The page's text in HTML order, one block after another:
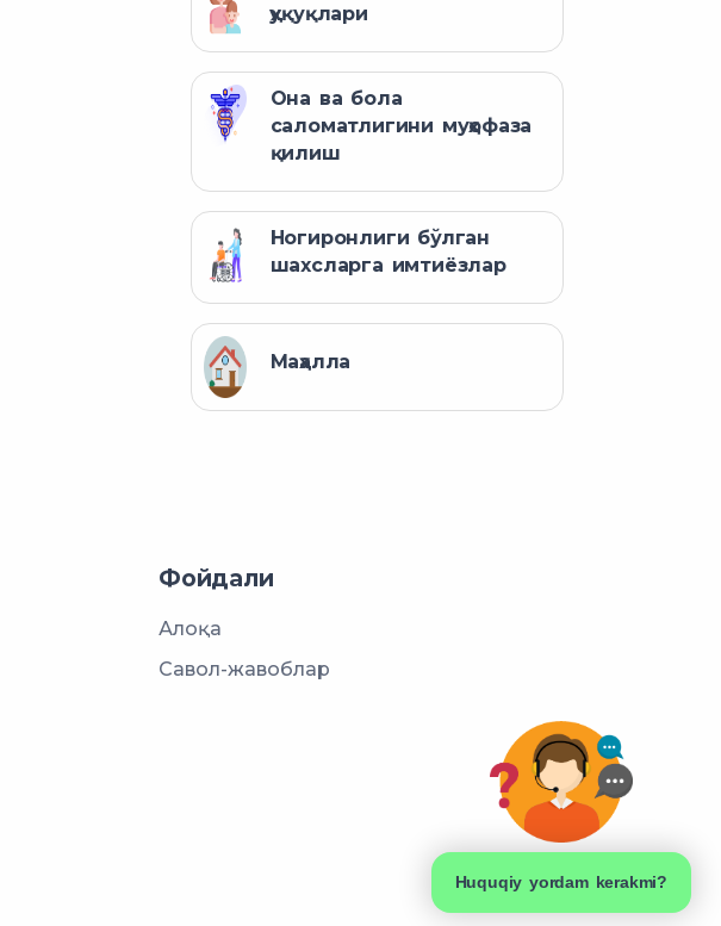
ҳуқуқлари
Она ва бола
саломатлигини муҳофаза
қилиш
Ногиронлиги бўлган
шахсларга имтиёзлар
Маҳалла
Фойдали
Алоқа
Савол-жавоблар
Huquqiy yordam kerakmi?